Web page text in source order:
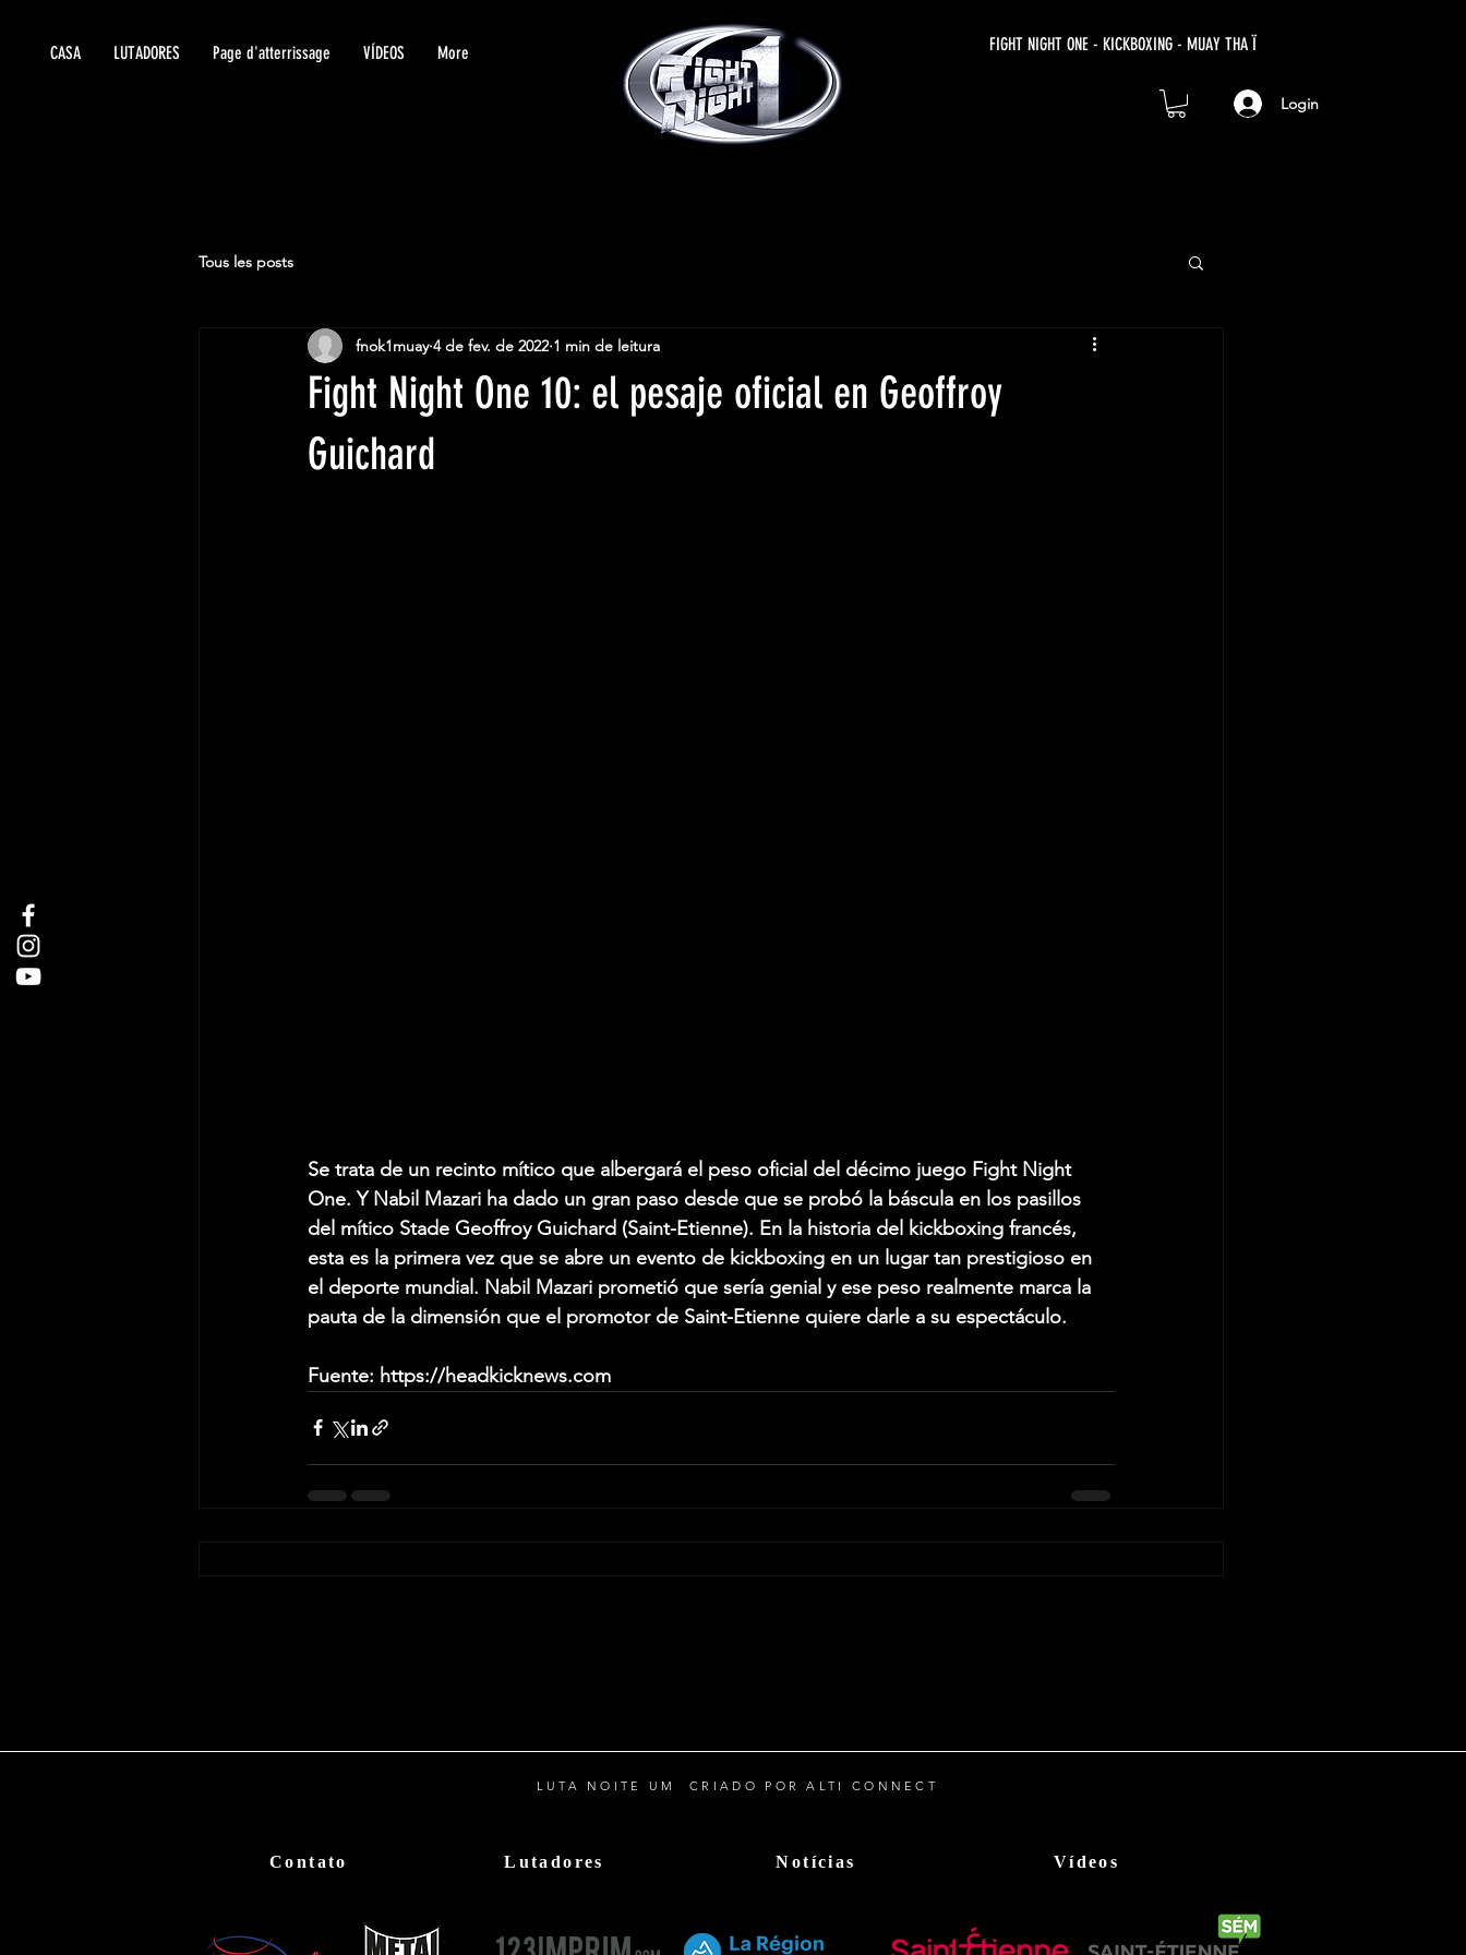
CASA LUTADORES Page d'atterrissage VÍDEOS More FIGHT NIGHT ONE - KICKBOXING - MUAY THA Ï
Login
Tous les posts
Fight Night One 10: el pesaje oficial en Geoffroy
Guichard
fnok1muay 4 de fev. de 2022 1 min de leitura
Se trata de un recinto mítico que albergará el peso oficial del décimo juego Fight Night
One. Y Nabil Mazari ha dado un gran paso desde que se probó la báscula en los pasillos
del mítico Stade Geoffroy Guichard (Saint-Etienne). En la historia del kickboxing francés,
esta es la primera vez que se abre un evento de kickboxing en un lugar tan prestigioso en
el deporte mundial. Nabil Mazari prometió que sería genial y ese peso realmente marca la
pauta de la dimensión que el promotor de Saint-Etienne quiere darle a su espectáculo.
Fuente: https://headkicknews.com
LUTA NOITE UM CRIADO POR ALTI CONNECT
Contato Lutadores Notícias Vídeos